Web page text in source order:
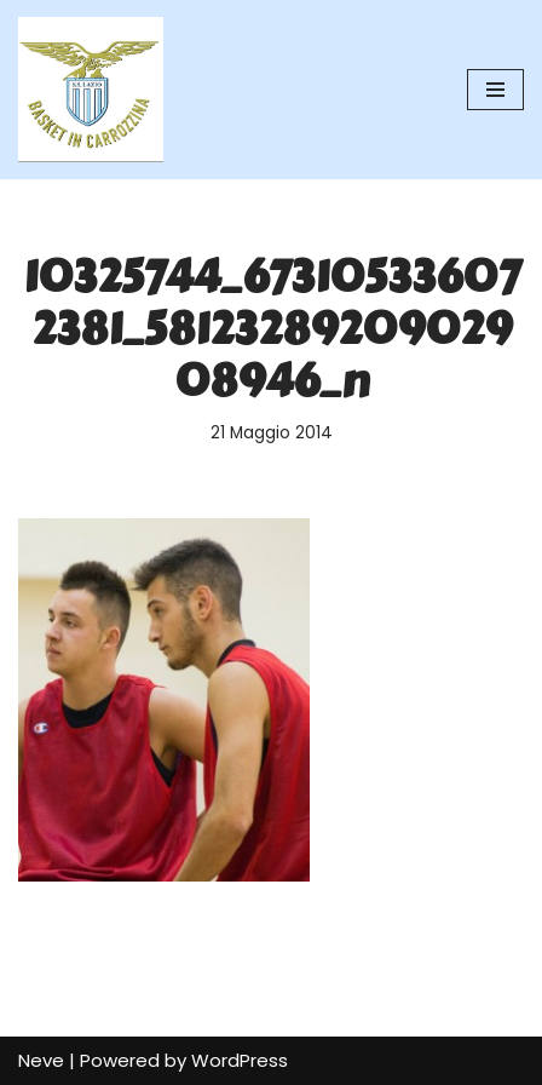
contenuto
10325744_67310533607
2381_58123289209029
08946_n
21 Maggio 2014
Neve | Powered byWordPress